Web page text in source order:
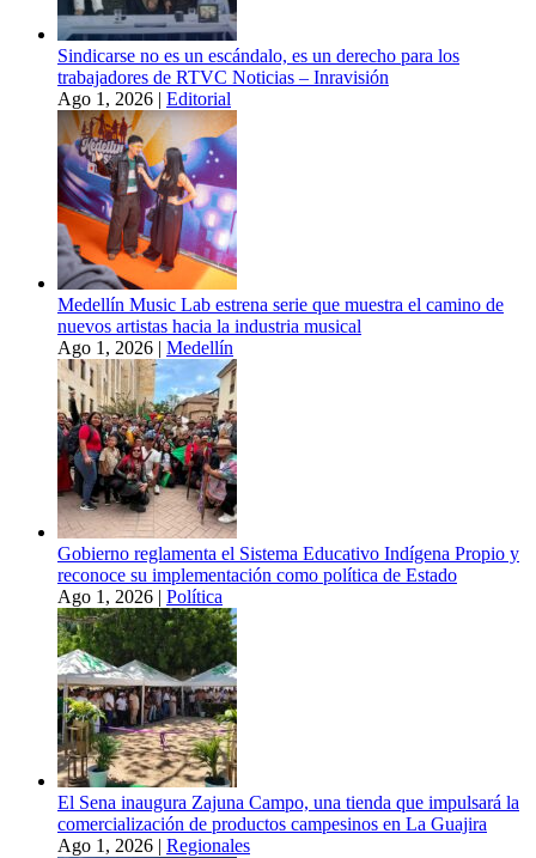
Sindicarse no es un escándalo, es un derecho para los
trabajadores de RTVC Noticias – Inravisión
Ago 1, 2026 | Editorial
Medellín Music Lab estrena serie que muestra el camino de
nuevos artistas hacia la industria musical
Ago 1, 2026 | Medellín
Gobierno reglamenta el Sistema Educativo Indígena Propio y
reconoce su implementación como política de Estado
Ago 1, 2026 | Política
El Sena inaugura Zajuna Campo, una tienda que impulsará la
comercialización de productos campesinos en La Guajira
Ago 1, 2026 | Regionales